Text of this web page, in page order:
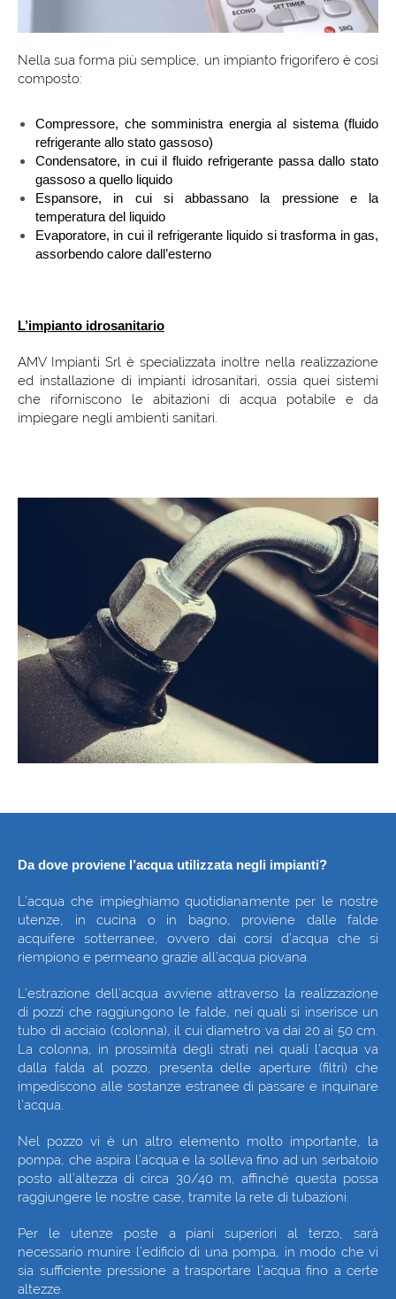
Nella sua forma più semplice, un impianto frigorifero è così
composto:
Compressore, che somministra energia al sistema (fluido
refrigerante allo stato gassoso)
Condensatore, in cui il fluido refrigerante passa dallo stato
gassoso a quello liquido
Espansore, in cui si abbassano la pressione e la
temperatura del liquido
Evaporatore, in cui il refrigerante liquido si trasforma in gas,
assorbendo calore dall’esterno
L’impianto idrosanitario
AMV Impianti Srl è specializzata inoltre nella realizzazione
ed installazione di impianti idrosanitari, ossia quei sistemi
che riforniscono le abitazioni di acqua potabile e da
impiegare negli ambienti sanitari.
Da dove proviene l’acqua utilizzata negli impianti?
L’acqua che impieghiamo quotidianamente per le nostre
utenze, in cucina o in bagno, proviene dalle falde
acquifere sotterranee, ovvero dai corsi d’acqua che si
riempiono e permeano grazie all’acqua piovana.
L’estrazione dell’acqua avviene attraverso la realizzazione
di pozzi che raggiungono le falde, nei quali si inserisce un
tubo di acciaio (colonna), il cui diametro va dai 20 ai 50 cm.
La colonna, in prossimità degli strati nei quali l’acqua va
dalla falda al pozzo, presenta delle aperture (filtri) che
impediscono alle sostanze estranee di passare e inquinare
l’acqua.
Nel pozzo vi è un altro elemento molto importante, la
pompa, che aspira l’acqua e la solleva fino ad un serbatoio
posto all’altezza di circa 30/40 m, affinché questa possa
raggiungere le nostre case, tramite la rete di tubazioni.
Per le utenze poste a piani superiori al terzo, sarà
necessario munire l’edificio di una pompa, in modo che vi
sia sufficiente pressione a trasportare l’acqua fino a certe
altezze.